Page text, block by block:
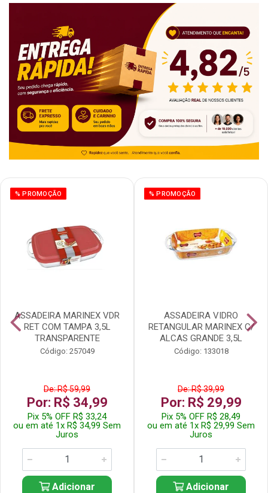
% PROMOÇÃO
ASSADEIRA MARINEX VDR
RET COM TAMPA 3,5L
TRANSPARENTE
Código: 257049
De: R$ 59,99
Por: R$ 34,99
Pix 5% OFF R$ 33,24
ou em até 1x R$ 34,99 Sem
Juros
Adicionar
% PROMOÇÃO
ASSADEIRA VIDRO
RETANGULAR MARINEX C/
ALCAS GRANDE 3,5L
Código: 133018
De: R$ 39,99
Por: R$ 29,99
Pix 5% OFF R$ 28,49
ou em até 1x R$ 29,99 Sem
Juros
Adicionar